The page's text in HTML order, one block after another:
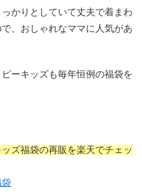
かりとしていて丈夫で着まわ
、おしゃれなママに人気があ
ーキッズも毎年恒例の福袋を
ズ福袋の再販を楽天でチェッ